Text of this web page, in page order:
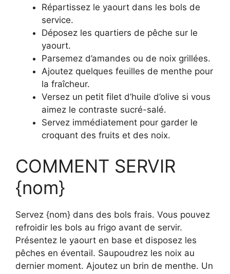
Répartissez le yaourt dans les bols de
service.
Déposez les quartiers de pêche sur le
yaourt.
Parsemez d’amandes ou de noix grillées.
Ajoutez quelques feuilles de menthe pour
la fraîcheur.
Versez un petit filet d’huile d’olive si vous
aimez le contraste sucré-salé.
Servez immédiatement pour garder le
croquant des fruits et des noix.
COMMENT SERVIR
{nom}
Servez {nom} dans des bols frais. Vous pouvez
refroidir les bols au frigo avant de servir.
Présentez le yaourt en base et disposez les
pêches en éventail. Saupoudrez les noix au
dernier moment. Ajoutez un brin de menthe. Un